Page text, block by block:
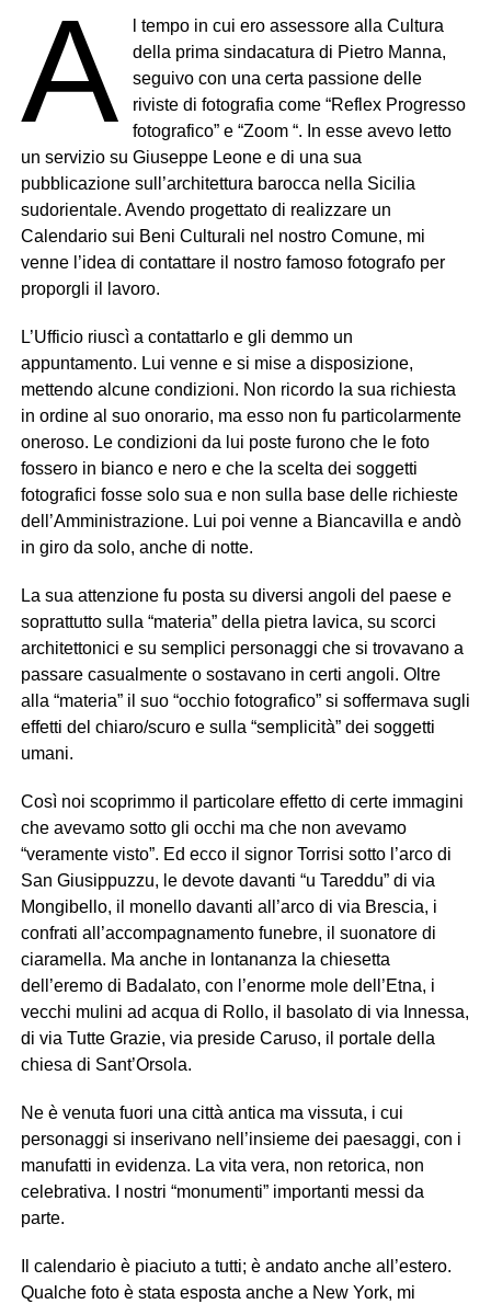
A
l tempo in cui ero assessore alla Cultura
della prima sindacatura di Pietro Manna,
seguivo con una certa passione delle
riviste di fotografia come “Reflex Progresso
fotografico” e “Zoom “. In esse avevo letto
un servizio su Giuseppe Leone e di una sua
pubblicazione sull’architettura barocca nella Sicilia
sudorientale. Avendo progettato di realizzare un
Calendario sui Beni Culturali nel nostro Comune, mi
venne l’idea di contattare il nostro famoso fotografo per
proporgli il lavoro.
L’Ufficio riuscì a contattarlo e gli demmo un
appuntamento. Lui venne e si mise a disposizione,
mettendo alcune condizioni. Non ricordo la sua richiesta
in ordine al suo onorario, ma esso non fu particolarmente
oneroso. Le condizioni da lui poste furono che le foto
fossero in bianco e nero e che la scelta dei soggetti
fotografici fosse solo sua e non sulla base delle richieste
dell’Amministrazione. Lui poi venne a Biancavilla e andò
in giro da solo, anche di notte.
La sua attenzione fu posta su diversi angoli del paese e
soprattutto sulla “materia” della pietra lavica, su scorci
architettonici e su semplici personaggi che si trovavano a
passare casualmente o sostavano in certi angoli. Oltre
alla “materia” il suo “occhio fotografico” si soffermava sugli
effetti del chiaro/scuro e sulla “semplicità” dei soggetti
umani.
Così noi scoprimmo il particolare effetto di certe immagini
che avevamo sotto gli occhi ma che non avevamo
“veramente visto”. Ed ecco il signor Torrisi sotto l’arco di
San Giusippuzzu, le devote davanti “u Tareddu” di via
Mongibello, il monello davanti all’arco di via Brescia, i
confrati all’accompagnamento funebre, il suonatore di
ciaramella. Ma anche in lontananza la chiesetta
dell’eremo di Badalato, con l’enorme mole dell’Etna, i
vecchi mulini ad acqua di Rollo, il basolato di via Innessa,
di via Tutte Grazie, via preside Caruso, il portale della
chiesa di Sant’Orsola.
Ne è venuta fuori una città antica ma vissuta, i cui
personaggi si inserivano nell’insieme dei paesaggi, con i
manufatti in evidenza. La vita vera, non retorica, non
celebrativa. I nostri “monumenti” importanti messi da
parte.
Il calendario è piaciuto a tutti; è andato anche all’estero.
Qualche foto è stata esposta anche a New York, mi